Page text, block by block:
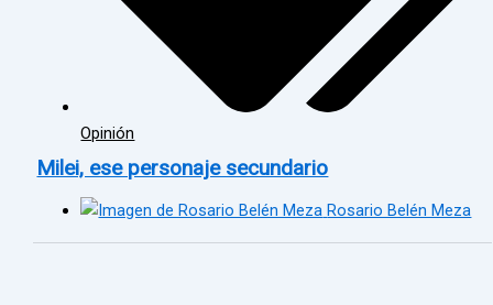
Opinión
Milei, ese personaje secundario
Rosario Belén Meza